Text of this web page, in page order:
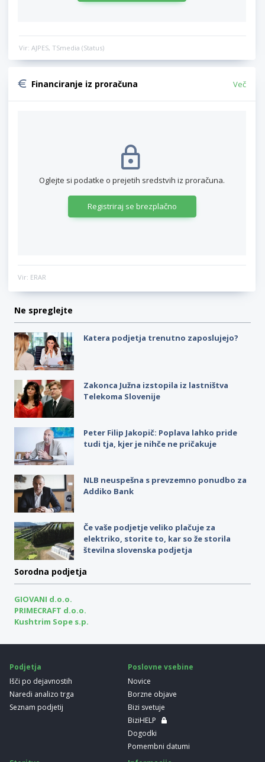
Vir: AJPES, TSmedia (Status)
Financiranje iz proračuna Več
Oglejte si podatke o prejetih sredstvih iz proračuna.
Registriraj se brezplačno
Vir: ERAR
Ne spreglejte
Katera podjetja trenutno zaposlujejo?
Zakonca Južna izstopila iz lastništva
Telekoma Slovenije
Peter Filip Jakopič: Poplava lahko pride
tudi tja, kjer je nihče ne pričakuje
NLB neuspešna s prevzemno ponudbo za
Addiko Bank
Če vaše podjetje veliko plačuje za
elektriko, storite to, kar so že storila
številna slovenska podjetja
Sorodna podjetja
GIOVANI d.o.o.
PRIMECRAFT d.o.o.
Kushtrim Sope s.p.
Podjetja
Išči po dejavnostih
Naredi analizo trga
Seznam podjetij
Poslovne vsebine
Novice
Borzne objave
Bizi svetuje
BiziHELP
Dogodki
Pomembni datumi